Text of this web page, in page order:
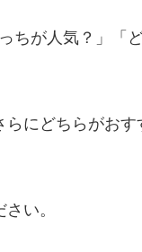
ちが人気？」「
にどちらがお
い。